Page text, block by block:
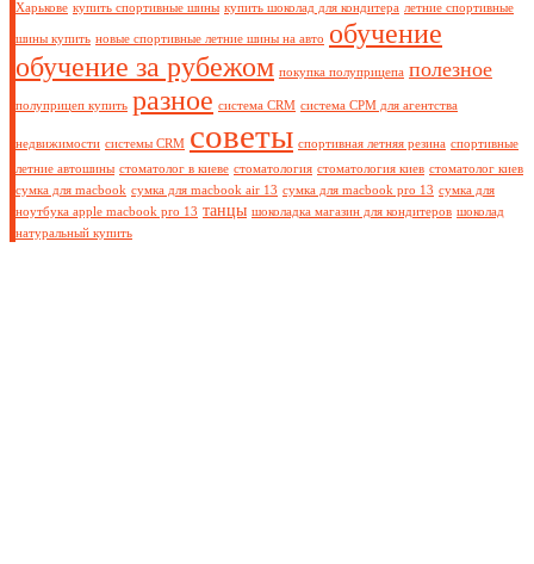
Харькове купить спортивные шины купить шоколад для кондитера летние спортивные
шины купить новые спортивные летние шины на авто обучение
обучение за рубежом покупка полуприцепа полезное
полуприцеп купить разное система CRM система СРМ для агентства
недвижимости системы CRM советы спортивная летняя резина спортивные
летние автошины стоматолог в киеве стоматология стоматология киев стоматолог киев
сумка для macbook сумка для macbook air 13 сумка для macbook pro 13 сумка для
ноутбука apple macbook pro 13 танцы шоколадка магазин для кондитеров шоколад
натуральный купить